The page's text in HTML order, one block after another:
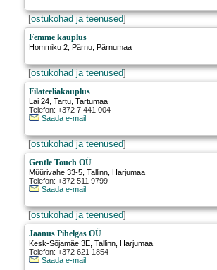
[ostukohad ja teenused]
Femme kauplus
Hommiku 2 Pärnu , Pärnumaa
[ostukohad ja teenused]
Filateeliakauplus
Lai 24 ,Tartu , Tartumaa
Telefon: +372 7 441 004
Saada e-mail
[ostukohad ja teenused]
Gentle Touch OÜ
Müürivahe 33-5 ,Tallinn , Harjumaa
Telefon: +372 511 9799
Saada e-mail
[ostukohad ja teenused]
Jaanus Pihelgas OÜ
Kesk-Sõjamäe 3E ,Tallinn , Harjumaa
Telefon: +372 621 1854
Saada e-mail